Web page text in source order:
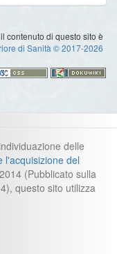
contenuto di questo sito è
di Sanità © 2017-2026
delle
l'acquisizione del
(Pubblicato sulla
questo sito utilizza